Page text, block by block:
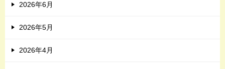
2026年6月
2026年5月
2026年4月